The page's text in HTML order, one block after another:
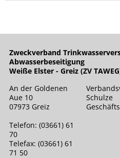
Zweckverband
Abwasserbeseitigung
Weiße Elster - Greiz (ZV
An der Goldenen
Aue 10
07973 Greiz
Telefon: (03661) 61
70
Telefax: (03661) 61
71 50
Schulze